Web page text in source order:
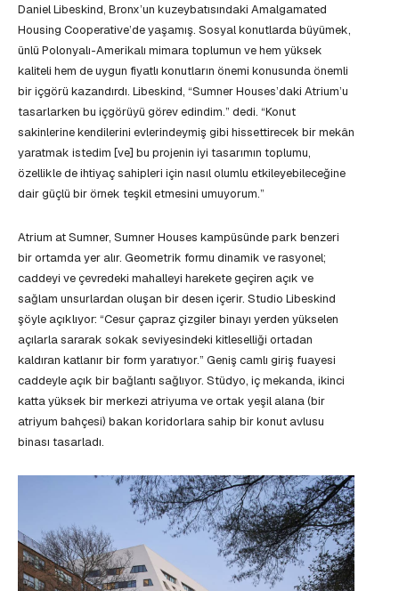
Daniel Libeskind, Bronx’un kuzeybatısındaki Amalgamated
Housing Cooperative’de yaşamış. Sosyal konutlarda büyümek,
ünlü Polonyalı-Amerikalı mimara toplumun ve hem yüksek
kaliteli hem de uygun fiyatlı konutların önemi konusunda önemli
bir içgörü kazandırdı. Libeskind, “Sumner Houses’daki Atrium’u
tasarlarken bu içgörüyü görev edindim.” dedi. “Konut
sakinlerine kendilerini evlerindeymiş gibi hissettirecek bir mekân
yaratmak istedim [ve] bu projenin iyi tasarımın toplumu,
özellikle de ihtiyaç sahipleri için nasıl olumlu etkileyebileceğine
dair güçlü bir örnek teşkil etmesini umuyorum.”
Atrium at Sumner, Sumner Houses kampüsünde park benzeri
bir ortamda yer alır. Geometrik formu dinamik ve rasyonel;
caddeyi ve çevredeki mahalleyi harekete geçiren açık ve
sağlam unsurlardan oluşan bir desen içerir. Studio Libeskind
şöyle açıklıyor: “Cesur çapraz çizgiler binayı yerden yükselen
açılarla sararak sokak seviyesindeki kitleselliği ortadan
kaldıran katlanır bir form yaratıyor.” Geniş camlı giriş fuayesi
caddeyle açık bir bağlantı sağlıyor. Stüdyo, iç mekanda, ikinci
katta yüksek bir merkezi atriyuma ve ortak yeşil alana (bir
atriyum bahçesi) bakan koridorlara sahip bir konut avlusu
binası tasarladı.